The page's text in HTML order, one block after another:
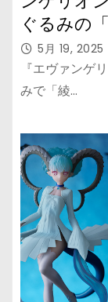
ぐるみの
5月 19, 2025
『エヴァンゲ
みで「綾…